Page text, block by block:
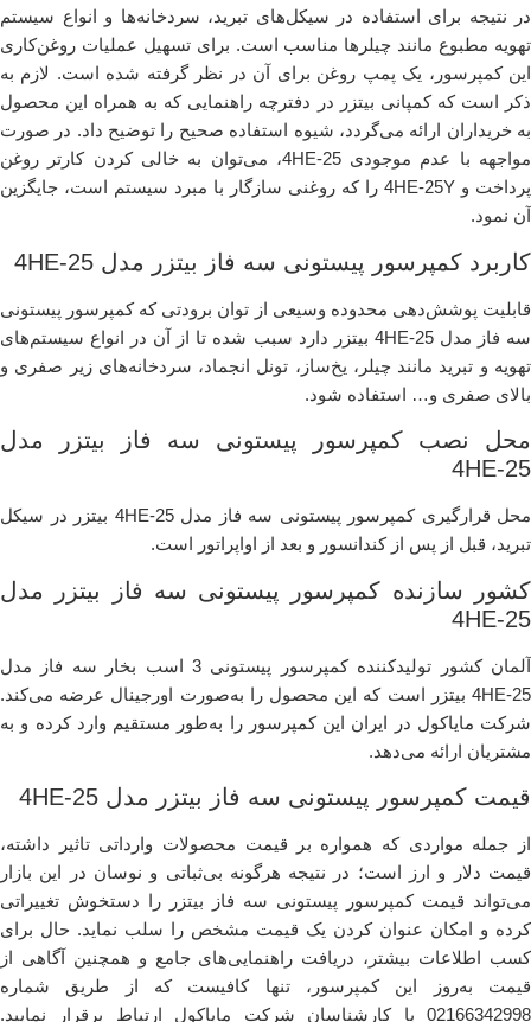
در نتیجه برای استفاده در سیکل‌های تبرید، سردخانه‌ها و انواع سیستم‌
تهویه مطبوع مانند چیلرها مناسب است. برای تسهیل عملیات روغن‌کاری
این کمپرسور، یک پمپ روغن برای آن در نظر گرفته شده است. لازم به
ذکر است که کمپانی بیتزر در دفترچه راهنمایی که به همراه این محصول
به خریداران ارائه می‌گردد، شیوه استفاده صحیح را توضیح داد. در صورت
مواجهه با عدم موجودی 4HE-25، می‌توان به خالی کردن کارتر روغن
پرداخت و 4HE-25Y را که روغنی سازگار با مبرد سیستم است، جایگزین
آن نمود.
کاربرد کمپرسور پیستونی سه فاز بیتزر مدل 4HE-25
قابلیت پوشش‌دهی محدوده وسیعی از توان برودتی که کمپرسور پیستونی
سه فاز مدل 4HE-25 بیتزر دارد سبب شده تا از آن در انواع سیستم‌های
تهویه و تبرید مانند چیلر، یخ‌ساز، تونل انجماد، سردخانه‌های زیر صفری و
بالای صفری و… استفاده شود.
محل نصب کمپرسور پیستونی سه فاز بیتزر مدل
4HE-25
محل قرارگیری کمپرسور پیستونی سه فاز مدل 4HE-25 بیتزر در سیکل
تبرید، قبل از پس از کندانسور و بعد از اواپراتور است.
کشور سازنده کمپرسور پیستونی سه فاز بیتزر مدل
4HE-25
آلمان کشور تولیدکننده کمپرسور پیستونی 3 اسب بخار سه فاز مدل
4HE-25 بیتزر است که این محصول را به‌صورت اورجینال عرضه می‌کند.
شرکت مایاکول در ایران این کمپرسور را به‌طور مستقیم وارد کرده و به
مشتریان ارائه می‌دهد.
قیمت کمپرسور پیستونی سه فاز بیتزر مدل 4HE-25
از جمله مواردی که همواره بر قیمت محصولات وارداتی تاثیر داشته،
قیمت دلار و ارز است؛ در نتیجه هرگونه بی‌ثباتی و نوسان در این بازار
می‌تواند قیمت کمپرسور پیستونی سه فاز بیتزر را دستخوش تغییراتی
کرده و امکان عنوان کردن یک قیمت مشخص را سلب نماید. حال برای
کسب اطلاعات بیشتر، دریافت راهنمایی‌های جامع و همچنین آگاهی از
قیمت به‌روز این کمپرسور، تنها کافیست که از طریق شماره
02166342998 با کارشناسان شرکت مایاکول ارتباط برقرار نمایید.